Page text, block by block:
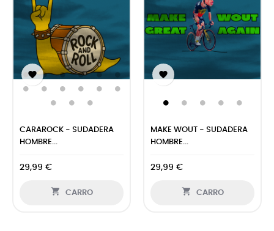

CARAROCK - SUDADERA
HOMBRE...
29,99 €
 CARRO

MAKE WOUT - SUDADERA
HOMBRE...
29,99 €
 CARRO